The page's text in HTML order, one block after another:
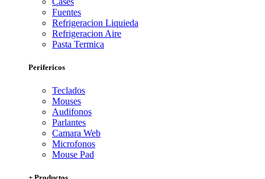
Fuentes
Refrigeracion Liquieda
Refrigeracion Aire
Pasta Termica
Perifericos
Teclados
Mouses
Audifonos
Parlantes
Camara Web
Microfonos
Mouse Pad